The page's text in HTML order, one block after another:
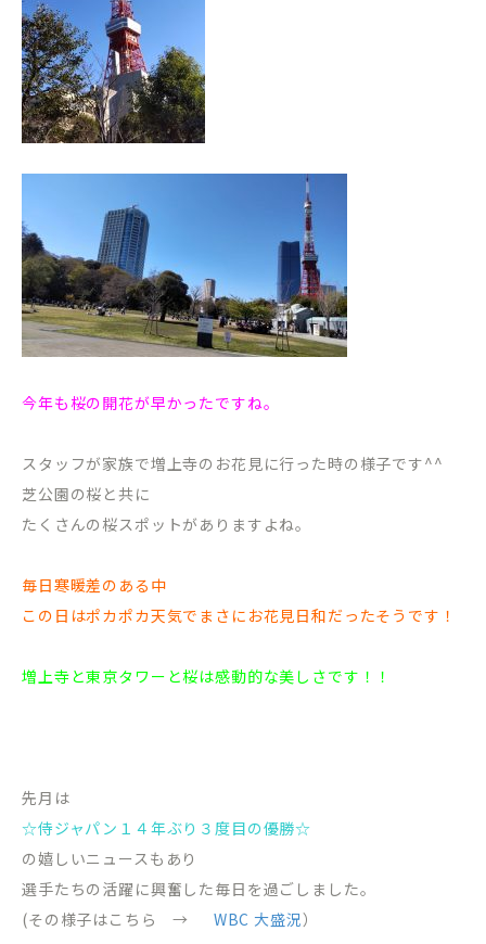
今年も桜の開花が早かったですね。
スタッフが家族で増上寺のお花見に行った時の様子です^^
芝公園の桜と共に
たくさんの桜スポットがありますよね。
毎日寒暖差のある中
この日はポカポカ天気でまさにお花見日和だったそうです！
増上寺と東京タワーと桜は感動的な美しさです！！
先月は
☆侍ジャパン１４年ぶり３度目の優勝☆
の嬉しいニュースもあり
選手たちの活躍に興奮した毎日を過ごしました。
(その様子はこちら → WBC 大盛況）